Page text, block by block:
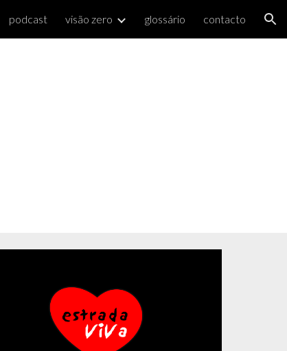
podcast visão zero glossário contacto